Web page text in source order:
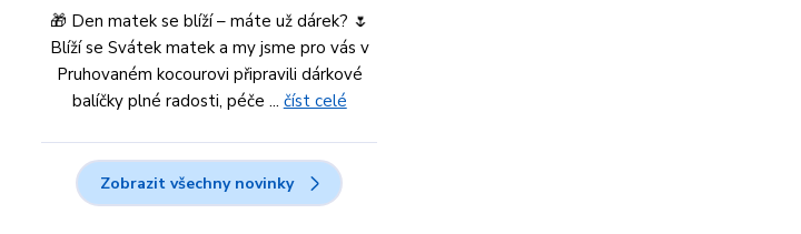
🎁 Den matek se blíží – máte už dárek? 🌷
Blíží se Svátek matek a my jsme pro vás v
Pruhovaném kocourovi připravili dárkové
balíčky plné radosti, péče ... číst celé
Zobrazit všechny novinky